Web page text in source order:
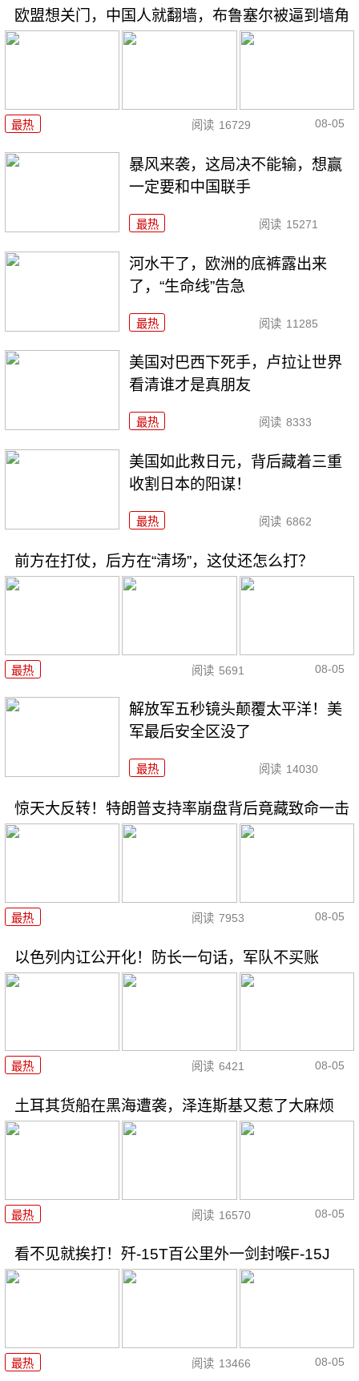
欧盟想关门，中国人就翻墙，布鲁塞尔被逼到墙角
最热 阅读 16729 08-05
暴风来袭，这局决不能输，想赢
一定要和中国联手
最热 阅读 15271
河水干了，欧洲的底裤露出来
了，“生命线”告急
最热 阅读 11285
美国对巴西下死手，卢拉让世界
看清谁才是真朋友
最热 阅读 8333
美国如此救日元，背后藏着三重
收割日本的阳谋！
最热 阅读 6862
前方在打仗，后方在“清场”，这仗还怎么打？
最热 阅读 5691 08-05
解放军五秒镜头颠覆太平洋！美
军最后安全区没了
最热 阅读 14030
惊天大反转！特朗普支持率崩盘背后竟藏致命一击
最热 阅读 7953 08-05
以色列内讧公开化！防长一句话，军队不买账
最热 阅读 6421 08-05
土耳其货船在黑海遭袭，泽连斯基又惹了大麻烦
最热 阅读 16570 08-05
看不见就挨打！歼-15T百公里外一剑封喉F-15J
最热 阅读 13466 08-05